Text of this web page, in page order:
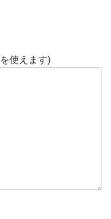
使えます)